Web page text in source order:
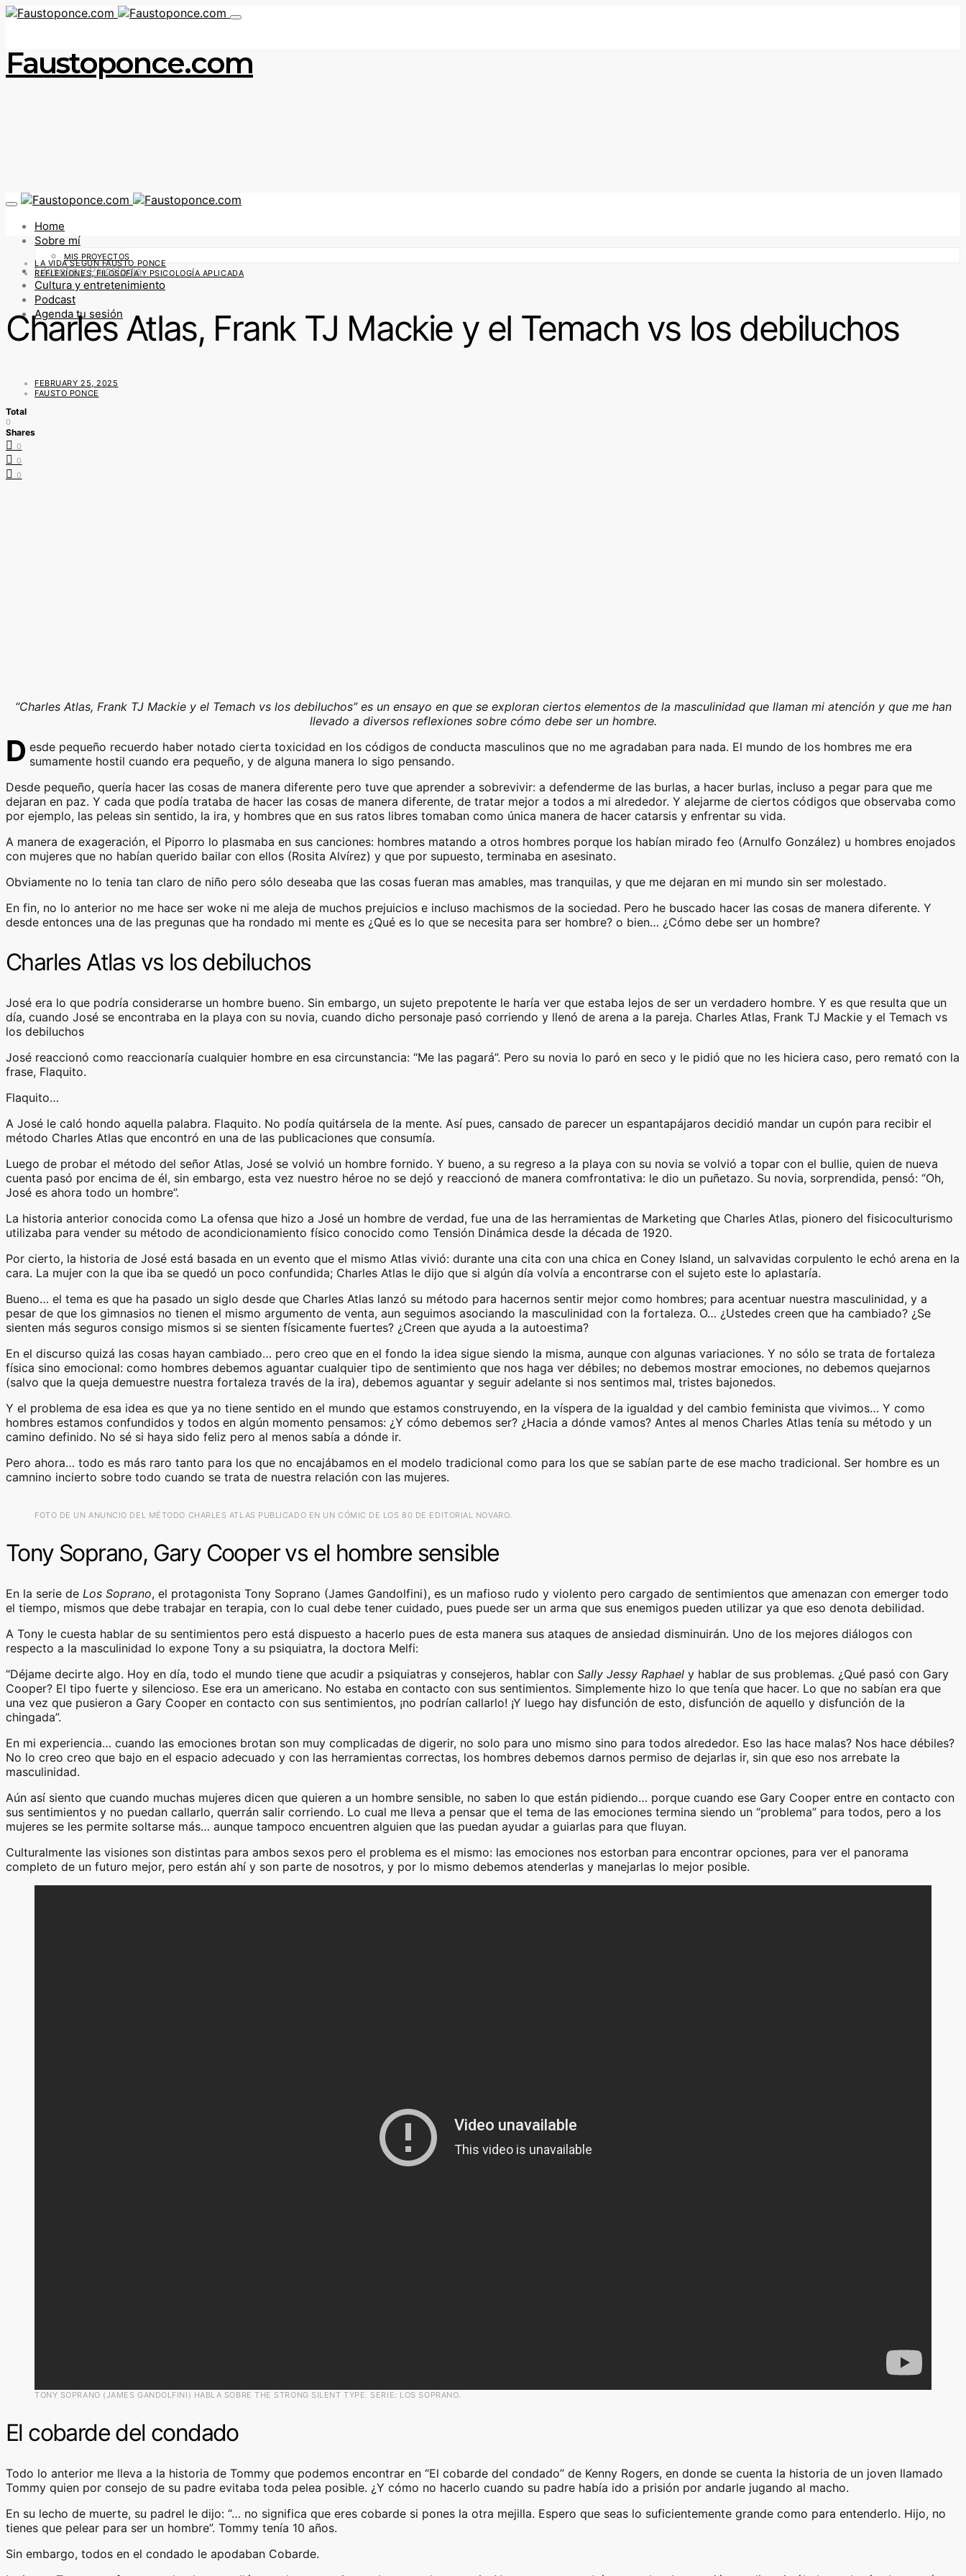
Faustoponce.com
Home
Sobre mí
MIS PROYECTOS
Filosofía y Psicología
Cultura y entretenimiento
Podcast
Agenda tu sesión
LA VIDA SEGÚN FAUSTO PONCE
REFLEXIONES, FILOSOFÍA Y PSICOLOGÍA APLICADA
Charles Atlas, Frank TJ Mackie y el Temach vs los debiluchos
FEBRUARY 25, 2025
FAUSTO PONCE
Total
0
Shares
0
0
0
“Charles Atlas, Frank TJ Mackie y el Temach vs los debiluchos” es un ensayo en que se exploran ciertos elementos de la masculinidad que llaman mi atención y que me han
llevado a diversos reflexiones sobre cómo debe ser un hombre.
D esde pequeño recuerdo haber notado cierta toxicidad en los códigos de conducta masculinos que no me agradaban para nada. El mundo de los hombres me era
sumamente hostil cuando era pequeño, y de alguna manera lo sigo pensando.
Desde pequeño, quería hacer las cosas de manera diferente pero tuve que aprender a sobrevivir: a defenderme de las burlas, a hacer burlas, incluso a pegar para que me
dejaran en paz. Y cada que podía trataba de hacer las cosas de manera diferente, de tratar mejor a todos a mi alrededor. Y alejarme de ciertos códigos que observaba como
por ejemplo, las peleas sin sentido, la ira, y hombres que en sus ratos libres tomaban como única manera de hacer catarsis y enfrentar su vida.
A manera de exageración, el Piporro lo plasmaba en sus canciones: hombres matando a otros hombres porque los habían mirado feo (Arnulfo González) u hombres enojados
con mujeres que no habían querido bailar con ellos (Rosita Alvírez) y que por supuesto, terminaba en asesinato.
Obviamente no lo tenia tan claro de niño pero sólo deseaba que las cosas fueran mas amables, mas tranquilas, y que me dejaran en mi mundo sin ser molestado.
En fin, no lo anterior no me hace ser woke ni me aleja de muchos prejuicios e incluso machismos de la sociedad. Pero he buscado hacer las cosas de manera diferente. Y
desde entonces una de las pregunas que ha rondado mi mente es ¿Qué es lo que se necesita para ser hombre? o bien… ¿Cómo debe ser un hombre?
Charles Atlas vs los debiluchos
José era lo que podría considerarse un hombre bueno. Sin embargo, un sujeto prepotente le haría ver que estaba lejos de ser un verdadero hombre. Y es que resulta que un
día, cuando José se encontraba en la playa con su novia, cuando dicho personaje pasó corriendo y llenó de arena a la pareja. Charles Atlas, Frank TJ Mackie y el Temach vs
los debiluchos
José reaccionó como reaccionaría cualquier hombre en esa circunstancia: “Me las pagará”. Pero su novia lo paró en seco y le pidió que no les hiciera caso, pero remató con la
frase, Flaquito.
Flaquito…
A José le caló hondo aquella palabra. Flaquito. No podía quitársela de la mente. Así pues, cansado de parecer un espantapájaros decidió mandar un cupón para recibir el
método Charles Atlas que encontró en una de las publicaciones que consumía.
Luego de probar el método del señor Atlas, José se volvió un hombre fornido. Y bueno, a su regreso a la playa con su novia se volvió a topar con el bullie, quien de nueva
cuenta pasó por encima de él, sin embargo, esta vez nuestro héroe no se dejó y reaccionó de manera comfrontativa: le dio un puñetazo. Su novia, sorprendida, pensó: “Oh,
José es ahora todo un hombre”.
La historia anterior conocida como La ofensa que hizo a José un hombre de verdad, fue una de las herramientas de Marketing que Charles Atlas, pionero del fisicoculturismo
utilizaba para vender su método de acondicionamiento físico conocido como Tensión Dinámica desde la década de 1920.
Por cierto, la historia de José está basada en un evento que el mismo Atlas vivió: durante una cita con una chica en Coney Island, un salvavidas corpulento le echó arena en la
cara. La mujer con la que iba se quedó un poco confundida; Charles Atlas le dijo que si algún día volvía a encontrarse con el sujeto este lo aplastaría.
Bueno… el tema es que ha pasado un siglo desde que Charles Atlas lanzó su método para hacernos sentir mejor como hombres; para acentuar nuestra masculinidad, y a
pesar de que los gimnasios no tienen el mismo argumento de venta, aun seguimos asociando la masculinidad con la fortaleza. O… ¿Ustedes creen que ha cambiado? ¿Se
sienten más seguros consigo mismos si se sienten físicamente fuertes? ¿Creen que ayuda a la autoestima?
En el discurso quizá las cosas hayan cambiado… pero creo que en el fondo la idea sigue siendo la misma, aunque con algunas variaciones. Y no sólo se trata de fortaleza
física sino emocional: como hombres debemos aguantar cualquier tipo de sentimiento que nos haga ver débiles; no debemos mostrar emociones, no debemos quejarnos
(salvo que la queja demuestre nuestra fortaleza través de la ira), debemos aguantar y seguir adelante si nos sentimos mal, tristes bajonedos.
Y el problema de esa idea es que ya no tiene sentido en el mundo que estamos construyendo, en la víspera de la igualdad y del cambio feminista que vivimos… Y como
hombres estamos confundidos y todos en algún momento pensamos: ¿Y cómo debemos ser? ¿Hacia a dónde vamos? Antes al menos Charles Atlas tenía su método y un
camino definido. No sé si haya sido feliz pero al menos sabía a dónde ir.
Pero ahora… todo es más raro tanto para los que no encajábamos en el modelo tradicional como para los que se sabían parte de ese macho tradicional. Ser hombre es un
camnino incierto sobre todo cuando se trata de nuestra relación con las mujeres.
FOTO DE UN ANUNCIO DEL MÉTODO CHARLES ATLAS PUBLICADO EN UN CÓMIC DE LOS 80 DE EDITORIAL NOVARO.
Tony Soprano, Gary Cooper vs el hombre sensible
En la serie de Los Soprano, el protagonista Tony Soprano (James Gandolfini), es un mafioso rudo y violento pero cargado de sentimientos que amenazan con emerger todo
el tiempo, mismos que debe trabajar en terapia, con lo cual debe tener cuidado, pues puede ser un arma que sus enemigos pueden utilizar ya que eso denota debilidad.
A Tony le cuesta hablar de su sentimientos pero está dispuesto a hacerlo pues de esta manera sus ataques de ansiedad disminuirán. Uno de los mejores diálogos con
respecto a la masculinidad lo expone Tony a su psiquiatra, la doctora Melfi:
“Déjame decirte algo. Hoy en día, todo el mundo tiene que acudir a psiquiatras y consejeros, hablar con Sally Jessy Raphael y hablar de sus problemas. ¿Qué pasó con Gary
Cooper? El tipo fuerte y silencioso. Ese era un americano. No estaba en contacto con sus sentimientos. Simplemente hizo lo que tenía que hacer. Lo que no sabían era que
una vez que pusieron a Gary Cooper en contacto con sus sentimientos, ¡no podrían callarlo! ¡Y luego hay disfunción de esto, disfunción de aquello y disfunción de la
chingada”.
En mi experiencia… cuando las emociones brotan son muy complicadas de digerir, no solo para uno mismo sino para todos alrededor. Eso las hace malas? Nos hace débiles?
No lo creo creo que bajo en el espacio adecuado y con las herramientas correctas, los hombres debemos darnos permiso de dejarlas ir, sin que eso nos arrebate la
masculinidad.
Aún así siento que cuando muchas mujeres dicen que quieren a un hombre sensible, no saben lo que están pidiendo… porque cuando ese Gary Cooper entre en contacto con
sus sentimientos y no puedan callarlo, querrán salir corriendo. Lo cual me lleva a pensar que el tema de las emociones termina siendo un “problema” para todos, pero a los
mujeres se les permite soltarse más… aunque tampoco encuentren alguien que las puedan ayudar a guiarlas para que fluyan.
Culturalmente las visiones son distintas para ambos sexos pero el problema es el mismo: las emociones nos estorban para encontrar opciones, para ver el panorama
completo de un futuro mejor, pero están ahí y son parte de nosotros, y por lo mismo debemos atenderlas y manejarlas lo mejor posible.
TONY SOPRANO (JAMES GANDOLFINI) HABLA SOBRE THE STRONG SILENT TYPE. SERIE: LOS SOPRANO.
El cobarde del condado
Todo lo anterior me lleva a la historia de Tommy que podemos encontrar en “El cobarde del condado” de Kenny Rogers, en donde se cuenta la historia de un joven llamado
Tommy quien por consejo de su padre evitaba toda pelea posible. ¿Y cómo no hacerlo cuando su padre había ido a prisión por andarle jugando al macho.
En su lecho de muerte, su padrel le dijo: “… no significa que eres cobarde si pones la otra mejilla. Espero que seas lo suficientemente grande como para entenderlo. Hijo, no
tienes que pelear para ser un hombre”. Tommy tenía 10 años.
Sin embargo, todos en el condado le apodaban Cobarde.